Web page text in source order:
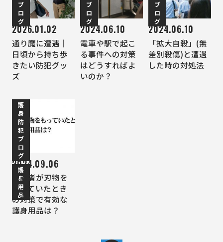
ブ
ロ
グ
2026.01.02
通り魔に遭遇｜
日頃から持ち歩
きたい防犯グッ
ズ
ブ
ロ
グ
2024.06.10
電車や駅で起こ
る事件への対策
はどうすればよ
いのか？
ブ
ロ
グ
2024.06.10
「拡大自殺」(無
差別殺傷)と遭遇
した時の対処法
護
身
防
犯
ブ
ロ
グ
護
身
用
品
2024.09.06
犯罪者が刃物を
もっていたとき
の対策で有効な
護身用品は？